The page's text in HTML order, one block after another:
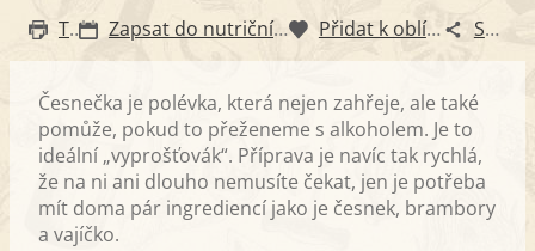
Tisk Zapsat do nutričního diáře Přidat k oblíbeným Sdílet
Česnečka je polévka, která nejen zahřeje, ale také
pomůže, pokud to přeženeme s alkoholem. Je to
ideální „vyprošťovák“. Příprava je navíc tak rychlá,
že na ni ani dlouho nemusíte čekat, jen je potřeba
mít doma pár ingrediencí jako je česnek, brambory
a vajíčko.